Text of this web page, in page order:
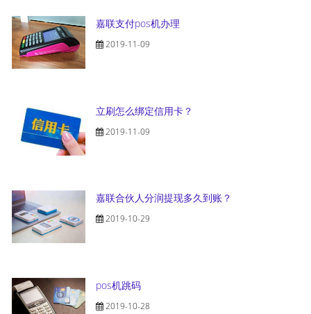
嘉联支付pos机办理
2019-11-09
立刷怎么绑定信用卡？
2019-11-09
嘉联合伙人分润提现多久到账？
2019-10-29
pos机跳码
2019-10-28